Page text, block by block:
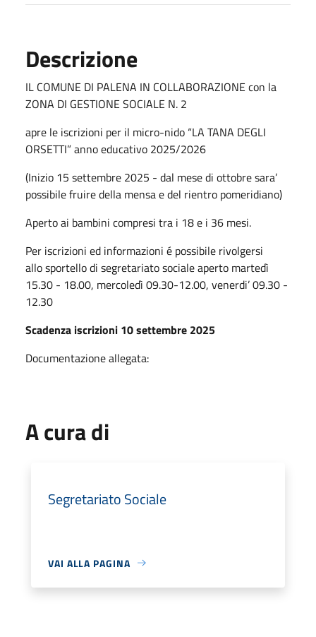
Descrizione
IL COMUNE DI PALENA IN COLLABORAZIONE con la
ZONA DI GESTIONE SOCIALE N. 2
apre le iscrizioni per il micro-nido “LA TANA DEGLI
ORSETTI” anno educativo 2025/2026
(Inizio 15 settembre 2025 - dal mese di ottobre sara’
possibile fruire della mensa e del rientro pomeridiano)
Aperto ai bambini compresi tra i 18 e i 36 mesi.
Per iscrizioni ed informazioni é possibile rivolgersi
allo sportello di segretariato sociale aperto martedì
15.30 - 18.00, mercoledì 09.30-12.00, venerdi’ 09.30 -
12.30
Scadenza iscrizioni 10 settembre 2025
Documentazione allegata:
A cura di
Segretariato Sociale
VAI ALLA PAGINA